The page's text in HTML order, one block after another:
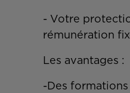
- Votre
rémunération
Les avantages :
-Des